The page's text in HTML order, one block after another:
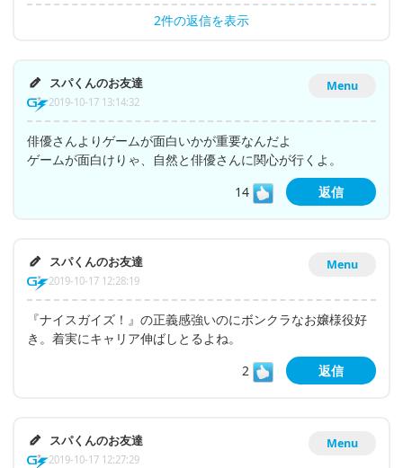
2件の返信を表示
Menu
スパくんのお友達
2019-10-17 13:14:32
俳優さんよりゲームが面白いかが重要なんだよ
ゲームが面白けりゃ、自然と俳優さんに関心が行くよ。
14
返信
Menu
スパくんのお友達
2019-10-17 12:28:19
『ナイスガイズ！』の正義感強いのにボンクラなお嬢様役好
き。着実にキャリア伸ばしとるよね。
2
返信
Menu
スパくんのお友達
2019-10-17 12:27:29